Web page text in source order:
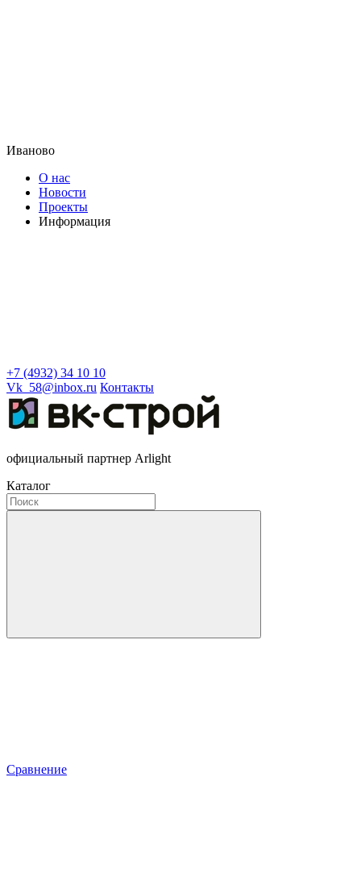
Иваново
О нас
Новости
Проекты
Информация
+7 (4932) 34 10 10
Vk_58@inbox.ru Контакты
официальный партнер Arlight
Каталог
Сравнение